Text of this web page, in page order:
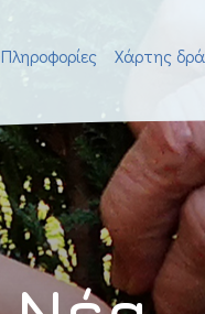
Πληροφορίες Χάρτης